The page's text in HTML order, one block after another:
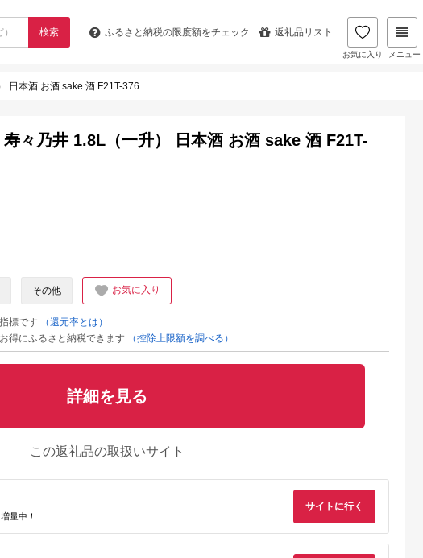
検索 ふるさと納税の限度額をチェック 返礼品リスト
お気に入り メニュー
日本酒 お酒 sake 酒 F21T-376
寿々乃井 1.8L（一升） 日本酒 お酒 sake 酒 F21T-
その他 お気に入り
標です
（還元率とは）
得にふるさと納税できます
（控除上限額を調べる）
詳細を見る
この返礼品の取扱いサイト
量中！
サイトに行く